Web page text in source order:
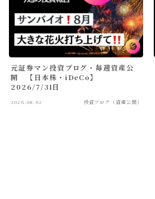
元証券マン投資ブログ・毎週資産公
開 【日本株・iDeCo】
2026/7/31日
2026.08.02 投資ブログ（資産公開）